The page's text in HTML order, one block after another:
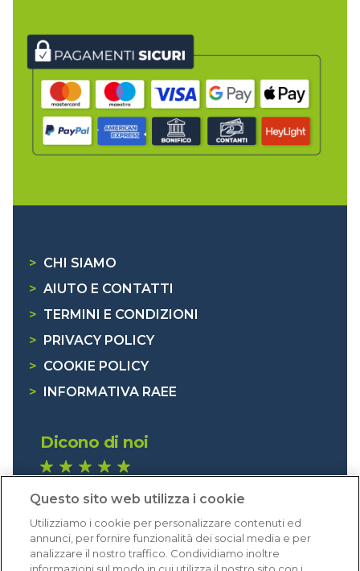
> CHI SIAMO
> AIUTO E CONTATTI
> TERMINI E CONDIZIONI
>
PRIVACY POLICY
> COOKIE POLICY
>
INFORMATIVA RAEE
Dicono di noi
Eccellente (4,8)
Acquisti verificati
Questo sito web utilizza i cookie
Utilizziamo i cookie per personalizzare contenuti ed
annunci, per fornire funzionalità dei social media e per
analizzare il nostro traffico. Condividiamo inoltre